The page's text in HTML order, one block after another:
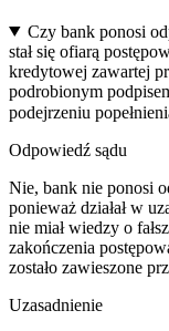
Czy bank ponosi
stał się ofiarą
kredytowej zawartej
podrobionym
podejrzeniu
Odpowiedź sądu
Nie, bank nie ponosi
ponieważ działał w
nie miał wiedzy o
zakończenia
zostało zawieszone
Uzasadnienie